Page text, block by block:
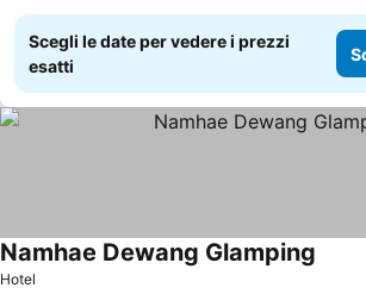
Scegli le date per vedere i prezzi
esatti
Hotel
Namhae Dewang Glamping